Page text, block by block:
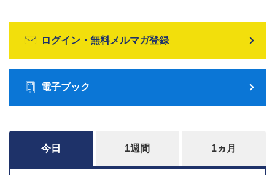
ログイン・無料メルマガ登録
電子ブック
今日 1週間 1ヵ月